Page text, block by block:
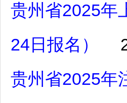
贵州省2025年
24日报名）
贵州省2025年